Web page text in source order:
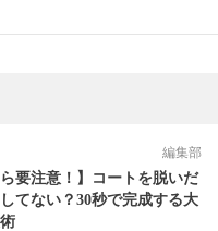
編集部
ら要注意！】コートを脱いだ
てない？30秒で完成する大